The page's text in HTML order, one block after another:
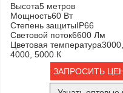
Высота5 метров
Мощность60 Вт
Степень защитыIP66
Световой поток6600 Лм
Цветовая температура3000,
4000, 5000 К
ЗАПРОСИТЬ